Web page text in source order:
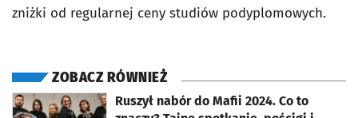
zniżki od regularnej ceny studiów podyplomowych.
ZOBACZ RÓWNIEŻ
Ruszył nabór do Mafii 2024. Co to
otworzy się w nowej karcie